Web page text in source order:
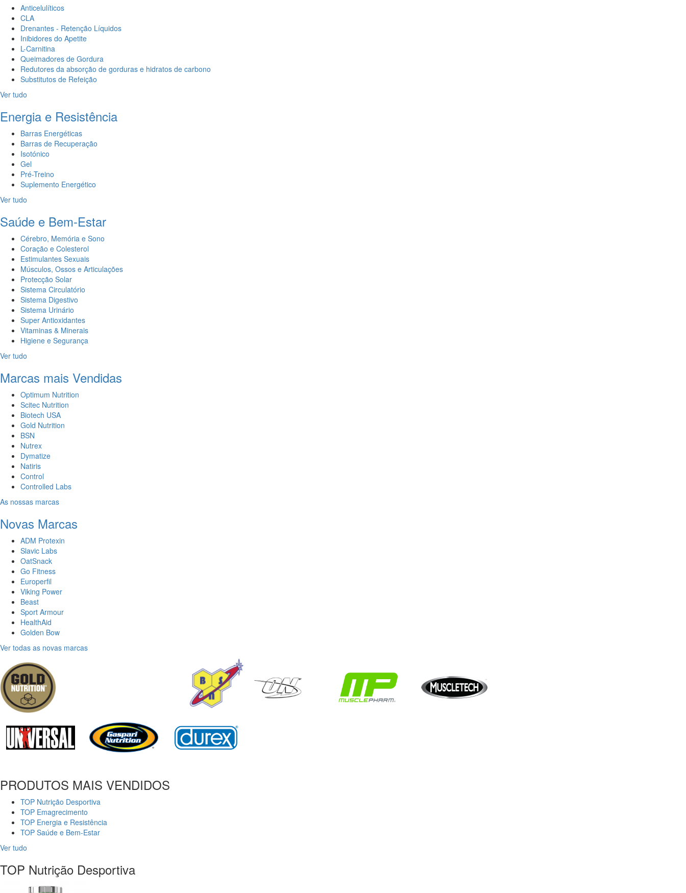
Anticelulíticos
CLA
Drenantes - Retenção Líquidos
Inibidores do Apetite
L-Carnitina
Queimadores de Gordura
Redutores da absorção de gorduras e hidratos de carbono
Substitutos de Refeição
Ver tudo
Energia e Resistência
Barras Energéticas
Barras de Recuperação
Isotónico
Gel
Pré-Treino
Suplemento Energético
Ver tudo
Saúde e Bem-Estar
Cérebro, Memória e Sono
Coração e Colesterol
Estimulantes Sexuais
Músculos, Ossos e Articulações
Protecção Solar
Sistema Circulatório
Sistema Digestivo
Sistema Urinário
Super Antioxidantes
Vitaminas & Minerais
Higiene e Segurança
Ver tudo
Marcas mais Vendidas
Optimum Nutrition
Scitec Nutrition
Biotech USA
Gold Nutrition
BSN
Nutrex
Dymatize
Natiris
Control
Controlled Labs
As nossas marcas
Novas Marcas
ADM Protexin
Slavic Labs
OatSnack
Go Fitness
Europerfil
Viking Power
Beast
Sport Armour
HealthAid
Golden Bow
Ver todas as novas marcas
PRODUTOS MAIS VENDIDOS
TOP Nutrição Desportiva
TOP Emagrecimento
TOP Energia e Resistência
TOP Saúde e Bem-Estar
Ver tudo
TOP Nutrição Desportiva